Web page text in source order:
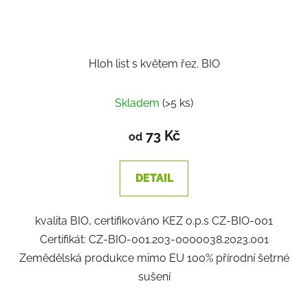
Hloh list s květem řez. BIO
Skladem (>5 ks)
od73 Kč
DETAIL
kvalita BIO, certifikováno KEZ o.p.s CZ-BIO-001
Certifikát: CZ-BIO-001.203-0000038.2023.001
Zemědělská produkce mimo EU 100% přírodní šetrné
sušení